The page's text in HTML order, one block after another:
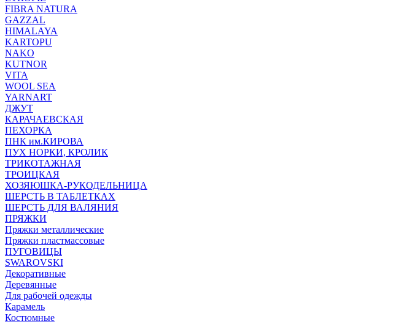
FIBRA NATURA
GAZZAL
HIMALAYA
KARTOPU
NAKO
KUTNOR
VITA
WOOL SEA
YARNART
ДЖУТ
КАРАЧАЕВСКАЯ
ПЕХОРКА
ПНК им.КИРОВА
ПУХ НОРКИ, КРОЛИК
ТРИКОТАЖНАЯ
ТРОИЦКАЯ
ХОЗЯЮШКА-РУКОДЕЛЬНИЦА
ШЕРСТЬ В ТАБЛЕТКАХ
ШЕРСТЬ ДЛЯ ВАЛЯНИЯ
ПРЯЖКИ
Пряжки металлические
Пряжки пластмассовые
ПУГОВИЦЫ
SWAROVSKI
Декоративные
Деревянные
Для рабочей одежды
Карамель
Костюмные